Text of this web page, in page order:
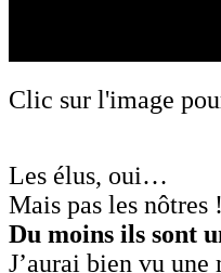
Clic sur l'image
Les élus, oui…
Mais pas les nôtres !
Du moins ils sont
J’aurai bien vu